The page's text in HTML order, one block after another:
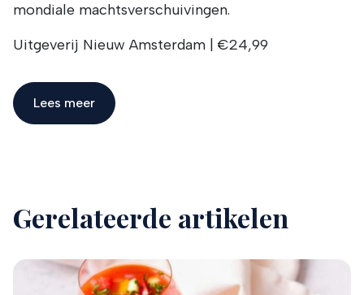
mondiale machtsverschuivingen.
Uitgeverij Nieuw Amsterdam | €24,99
Lees meer
Gerelateerde artikelen